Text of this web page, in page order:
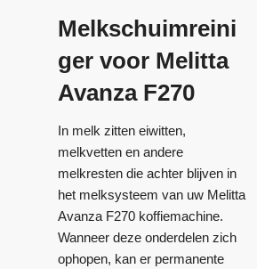
Melkschuimreini
ger voor Melitta
Avanza F270
In melk zitten eiwitten,
melkvetten en andere
melkresten die achter blijven in
het melksysteem van uw Melitta
Avanza F270 koffiemachine.
Wanneer deze onderdelen zich
ophopen, kan er permanente